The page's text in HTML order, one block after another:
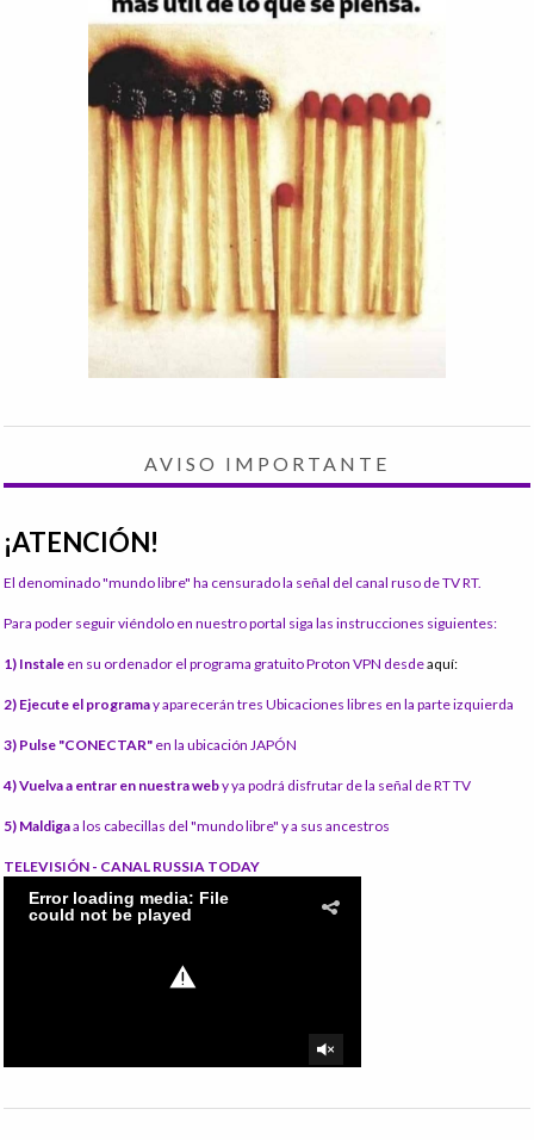
AVISO IMPORTANTE
¡ATENCIÓN!
El denominado "mundo libre" ha censurado la señal del canal ruso de TV RT.
Para poder seguir viéndolo en nuestro portal siga las instrucciones siguientes:
1) Instale en su ordenador el programa gratuito Proton VPN desdeaquí:
2) Ejecute el programay aparecerán tres Ubicaciones libres en la parte izquierda
3) Pulse "CONECTAR" en la ubicación JAPÓN
4) Vuelva a entrar en nuestra weby ya podrá disfrutar de la señal de RT TV
5) Maldigaa los cabecillas del "mundo libre" y a sus ancestros
TELEVISIÓN - CANAL RUSSIA TODAY